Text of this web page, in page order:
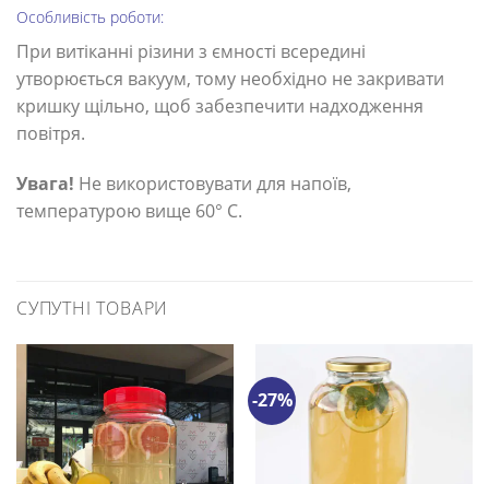
Особливість роботи:
При витіканні різини з ємності всередині
утворюється вакуум, тому необхідно не закривати
кришку щільно, щоб забезпечити надходження
повітря.
Увага! Не використовувати для напоїв,
температурою вище 60° С.
СУПУТНІ ТОВАРИ
-27%